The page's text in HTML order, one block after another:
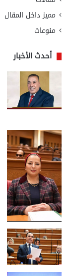
مميز داخل المقال
منوعات
أحدث الأخبار